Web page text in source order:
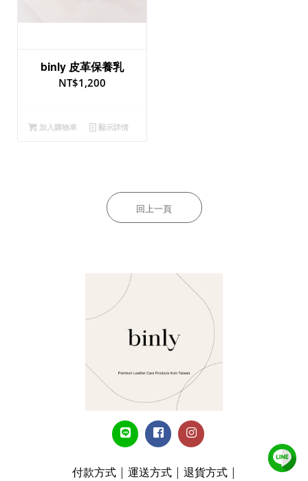
binly 皮革保養乳
NT$1,200
加入購物車 顯示詳情
回上一頁
付款方式| 運送方式| 退貨方式|